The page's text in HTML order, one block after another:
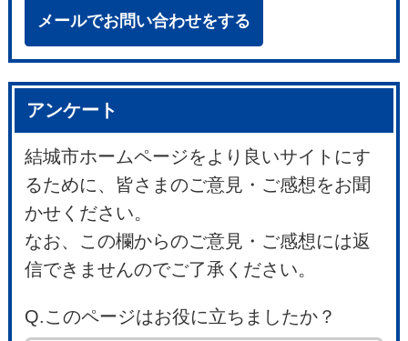
メールでお問い合わせをする
アンケート
結城市ホームページをより良いサイトにす
るために、皆さまのご意見・ご感想をお聞
かせください。
なお、この欄からのご意見・ご感想には返
信できませんのでご了承ください。
Q.このページはお役に立ちましたか？